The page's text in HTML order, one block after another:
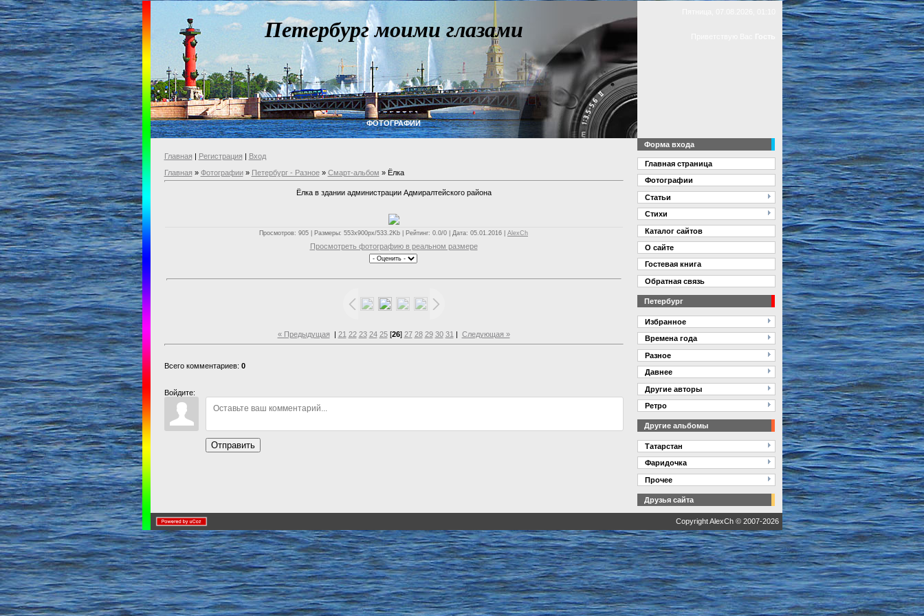
Петербург моими глазами
ФОТОГРАФИИ
Главная | Регистрация | Вход
Главная » Фотографии» Петербург - Разное» Смарт-альбом » Ёлка
Ёлка в здании администрации Адмиралтейского района
Просмотров: 905 | Размеры: 553x900px/533.2Kb | Рейтинг: 0.0/0 | Дата: 05.01.2016 | AlexCh
Просмотреть фотографию в реальном размере
« Предыдущая | 21 22 23 24 25[26] 27 28 29 30 31 | Следующая »
Всего комментариев: 0
Войдите:
Отправить
Форма входа
Главная страница
Фотографии
Статьи
Стихи
Каталог сайтов
О сайте
Гостевая книга
Обратная связь
Петербург
Избранное
Времена года
Разное
Давнее
Другие авторы
Ретро
Другие альбомы
Татарстан
Фаридочка
Прочее
Друзья сайта
Copyright AlexCh © 2007-2026